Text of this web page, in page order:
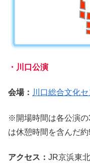
・川口公演
会場： 川口総合文化
※開場時間は各公演の
は休憩時間を含んだ約
アクセス： JR京浜東